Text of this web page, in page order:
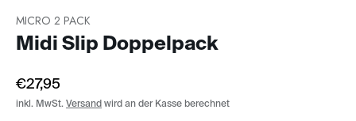
MICRO 2 PACK
Midi Slip Doppelpack
€27,95
inkl. MwSt. Versand wird an der Kasse berechnet